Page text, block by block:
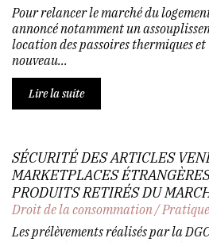
Pour relancer le marché du
annoncé notamment un
location des passoires thermiques
nouveau...
Lire la suite
SÉCURITÉ DES ARTICLES
MARKETPLACES
PRODUITS RETIRÉS DU
Droit de la consommation/
Les prélèvements réalisés par la